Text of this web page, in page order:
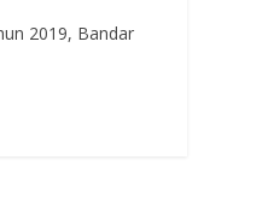
2019, Bandar